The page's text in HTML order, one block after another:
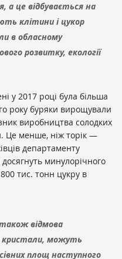
а це відбувається на
клітини і цукор
в обласному
розвитку, екології
у 2017 році була більша
року буряки вирощували
виробництва солодких
Це менше, ніж торік —
департаменту
минулорічного
тис. тонн цукру в
відмова
кристали, можуть
площ наступного